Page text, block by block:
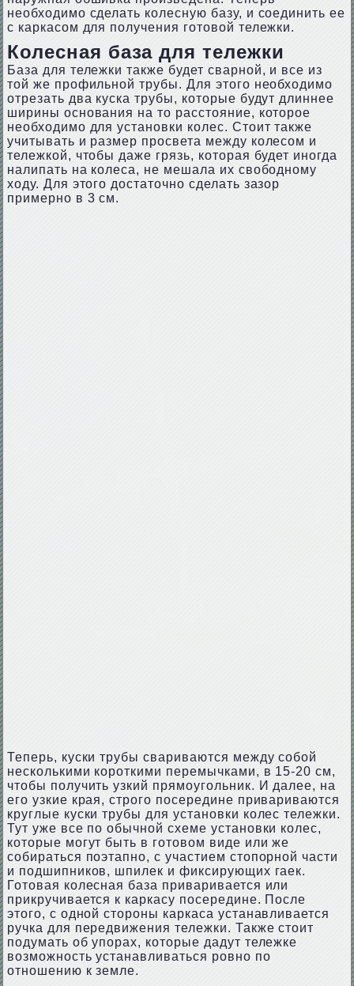
необходимо сделать колесную базу, и соединить ее
с каркасом для получения готовой тележки.
Колесная база для тележки
База для тележки также будет сварной, и все из
той же профильной трубы. Для этого необходимо
отрезать два куска трубы, которые будут длиннее
ширины основания на то расстояние, которое
необходимо для установки колес. Стоит также
учитывать и размер просвета между колесом и
тележкой, чтобы даже грязь, которая будет иногда
налипать на колеса, не мешала их свободному
ходу. Для этого достаточно сделать зазор
примерно в 3 см.
Теперь, куски трубы свариваются между собой
несколькими короткими перемычками, в 15-20 см,
чтобы получить узкий прямоугольник. И далее, на
его узкие края, строго посередине привариваются
круглые куски трубы для установки колес тележки.
Тут уже все по обычной схеме установки колес,
которые могут быть в готовом виде или же
собираться поэтапно, с участием стопорной части
и подшипников, шпилек и фиксирующих гаек.
Готовая колесная база приваривается или
прикручивается к каркасу посередине. После
этого, с одной стороны каркаса устанавливается
ручка для передвижения тележки. Также стоит
подумать об упорах, которые дадут тележке
возможность устанавливаться ровно по
отношению к земле.